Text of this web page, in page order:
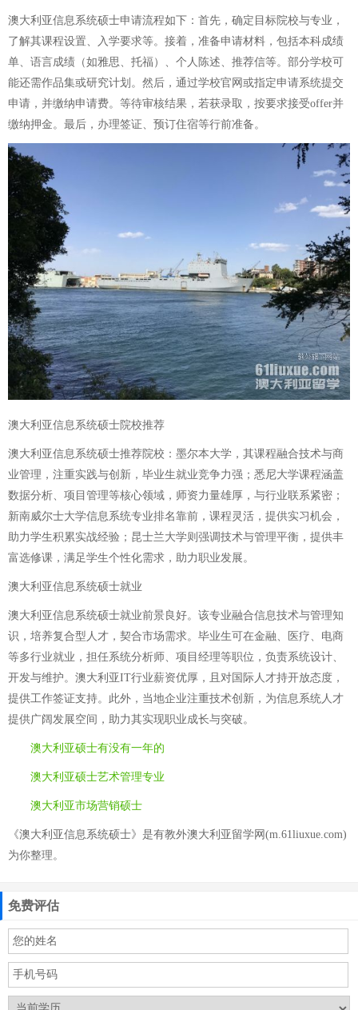
澳大利亚信息系统硕士申请流程如下：首先，确定目标院校与专业，
了解其课程设置、入学要求等。接着，准备申请材料，包括本科成绩
单、语言成绩（如雅思、托福）、个人陈述、推荐信等。部分学校可
能还需作品集或研究计划。然后，通过学校官网或指定申请系统提交
申请，并缴纳申请费。等待审核结果，若获录取，按要求接受offer并
缴纳押金。最后，办理签证、预订住宿等行前准备。
澳大利亚信息系统硕士院校推荐
澳大利亚信息系统硕士推荐院校：墨尔本大学，其课程融合技术与商
业管理，注重实践与创新，毕业生就业竞争力强；悉尼大学课程涵盖
数据分析、项目管理等核心领域，师资力量雄厚，与行业联系紧密；
新南威尔士大学信息系统专业排名靠前，课程灵活，提供实习机会，
助力学生积累实战经验；昆士兰大学则强调技术与管理平衡，提供丰
富选修课，满足学生个性化需求，助力职业发展。
澳大利亚信息系统硕士就业
澳大利亚信息系统硕士就业前景良好。该专业融合信息技术与管理知
识，培养复合型人才，契合市场需求。毕业生可在金融、医疗、电商
等多行业就业，担任系统分析师、项目经理等职位，负责系统设计、
开发与维护。澳大利亚IT行业薪资优厚，且对国际人才持开放态度，
提供工作签证支持。此外，当地企业注重技术创新，为信息系统人才
提供广阔发展空间，助力其实现职业成长与突破。
澳大利亚硕士有没有一年的
澳大利亚硕士艺术管理专业
澳大利亚市场营销硕士
《澳大利亚信息系统硕士》是有教外澳大利亚留学网(m.61liuxue.com)
为你整理。
免费评估